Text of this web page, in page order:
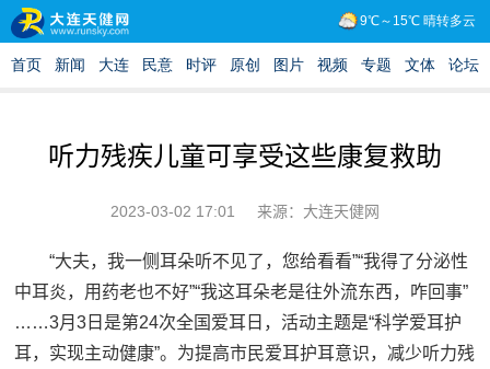
听力残疾儿童可享受这些康复救助
2023-03-02 17:01 来源：大连天健网
“大夫，我一侧耳朵听不见了，您给看看”“我得了分泌性
中耳炎，用药老也不好”“我这耳朵老是往外流东西，咋回事”
……3月3日是第24次全国爱耳日，活动主题是“科学爱耳护
耳，实现主动健康”。为提高市民爱耳护耳意识，减少听力残